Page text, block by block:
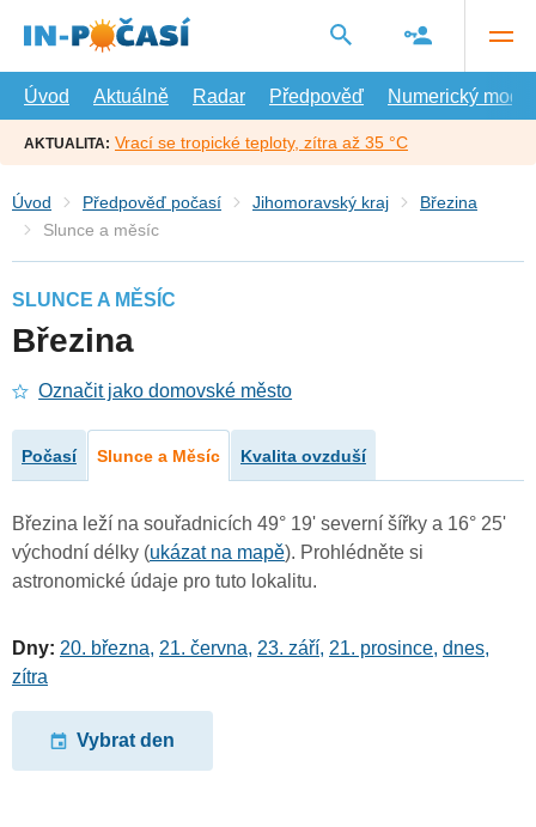
hlavní
Úvod
Aktuálně Radar Předpověď Numerický model
AKTUALITA: Vrací se tropické teploty, zítra až 35 °C
Úvod Předpověď počasí Jihomoravský kraj
Březina
Slunce a měsíc
SLUNCE A MĚSÍC
Březina
Označit jako domovské město
Počasí Slunce a Měsíc Kvalita ovzduší
Březina leží na souřadnicích 49° 19' severní šířky a 16° 25'
východní délky (ukázat na mapě). Prohlédněte si
astronomické údaje pro tuto lokalitu.
Dny: 20. března, 21. června, 23. září, 21. prosince, dnes,
zítra
Vybrat den